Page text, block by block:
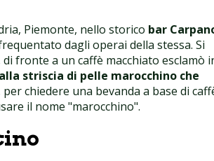
Piemonte, nello storico bar
dagli operai della stessa. Si
fronte a un caffè macchiato esclamò
striscia di pelle marocchino che
chiedere una bevanda a base di
il nome "marocchino".